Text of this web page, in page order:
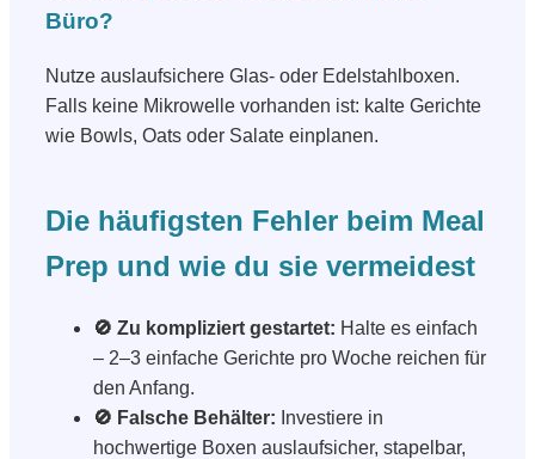
Büro?
Nutze auslaufsichere Glas- oder Edelstahlboxen.
Falls keine Mikrowelle vorhanden ist: kalte Gerichte
wie Bowls, Oats oder Salate einplanen.
Die häufigsten Fehler beim Meal
Prep und wie du sie vermeidest
🚫 Zu kompliziert gestartet: Halte es einfach
– 2–3 einfache Gerichte pro Woche reichen für
den Anfang.
🚫 Falsche Behälter: Investiere in
hochwertige Boxen auslaufsicher, stapelbar,